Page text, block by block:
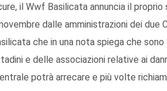
il Wwf Basilicata annuncia il
dalle amministrazioni dei due
che in una nota spiega che
e delle associazioni relative ai
potrà arrecare e più volte